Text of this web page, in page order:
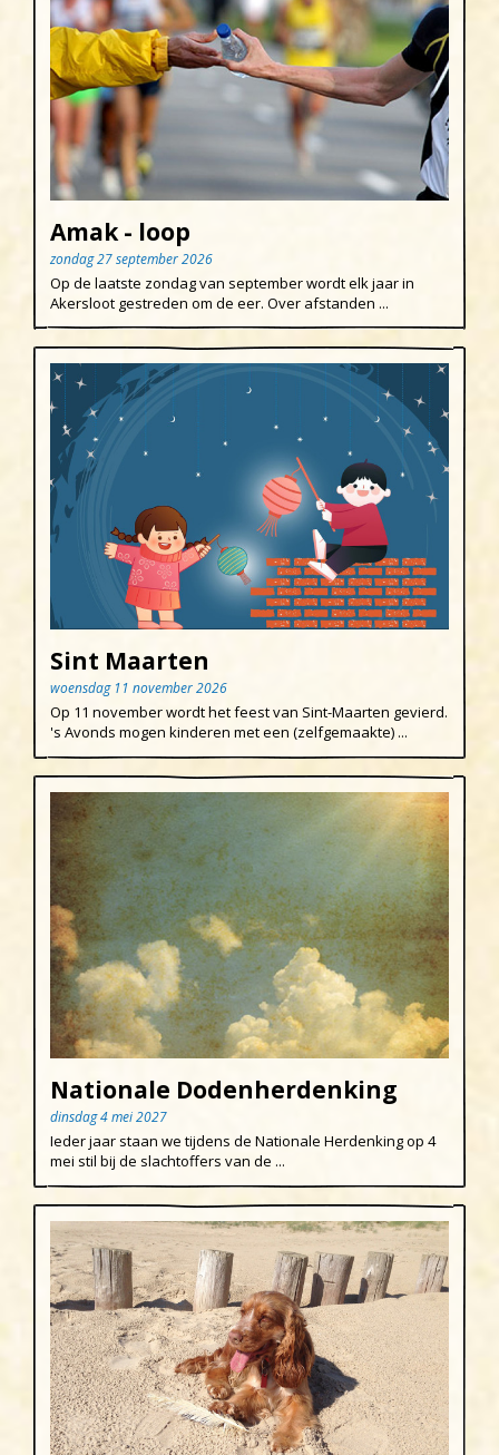
Amak - loop
zondag 27 september 2026
Op de laatste zondag van september wordt elk jaar in
Akersloot gestreden om de eer. Over afstanden ...
Sint Maarten
woensdag 11 november 2026
Op 11 november wordt het feest van Sint-Maarten gevierd.
's Avonds mogen kinderen met een (zelfgemaakte) ...
Nationale Dodenherdenking
dinsdag 4 mei 2027
Ieder jaar staan we tijdens de Nationale Herdenking op 4
mei stil bij de slachtoffers van de ...